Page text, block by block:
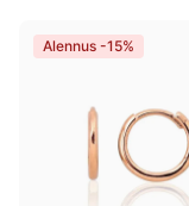
Alennus -15%